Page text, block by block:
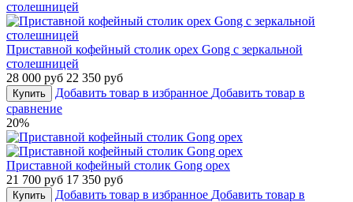
Приставной кофейный столик орех Gong c зеркальной
столешницей
28 000 руб 22 350 руб
Купить Добавить товар в избранное Добавить товар в
сравнение
20%
Приставной кофейный столик Gong орех
21 700 руб 17 350 руб
Купить Добавить товар в избранное Добавить товар в